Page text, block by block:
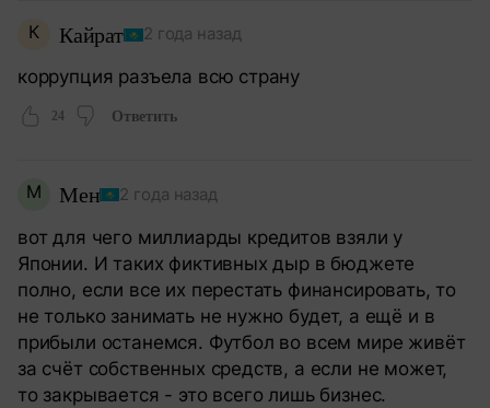
К Кайрат 2 года назад
коррупция разъела всю страну
24 Ответить
М Мен 2 года назад
вот для чего миллиарды кредитов взяли у
Японии. И таких фиктивных дыр в бюджете
полно, если все их перестать финансировать, то
не только занимать не нужно будет, а ещё и в
прибыли останемся. Футбол во всем мире живёт
за счёт собственных средств, а если не может,
то закрывается - это всего лишь бизнес.